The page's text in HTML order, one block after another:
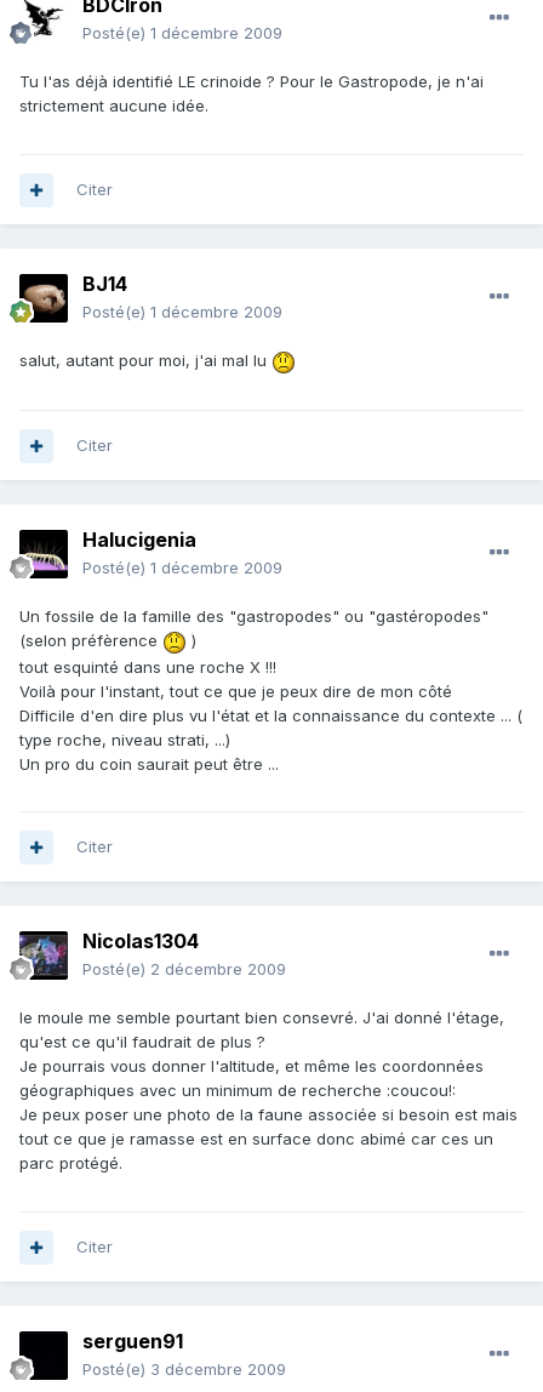
BDCIron
Posté(e) 1 décembre 2009
Tu l'as déjà identifié LE crinoide ? Pour le Gastropode, je n'ai
strictement aucune idée.
Citer
BJ14
Posté(e) 1 décembre 2009
salut, autant pour moi, j'ai mal lu
Citer
Halucigenia
Posté(e) 1 décembre 2009
Un fossile de la famille des "gastropodes" ou "gastéropodes"
(selon préfèrence
)
tout esquinté dans une roche X !!!
Voilà pour l'instant, tout ce que je peux dire de mon côté
Difficile d'en dire plus vu l'état et la connaissance du contexte ... (
type roche, niveau strati, ...)
Un pro du coin saurait peut être ...
Citer
Nicolas1304
Posté(e) 2 décembre 2009
le moule me semble pourtant bien consevré. J'ai donné l'étage,
qu'est ce qu'il faudrait de plus ?
Je pourrais vous donner l'altitude, et même les coordonnées
géographiques avec un minimum de recherche :coucou!:
Je peux poser une photo de la faune associée si besoin est mais
tout ce que je ramasse est en surface donc abimé car ces un
parc protégé.
Citer
serguen91
Posté(e) 3 décembre 2009